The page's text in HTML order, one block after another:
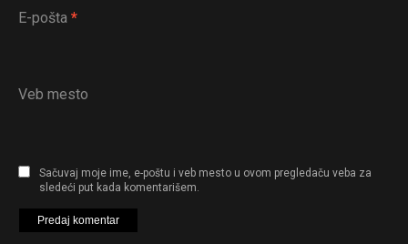
E-pošta *
Veb mesto
Sačuvaj moje ime, e-poštu i veb mesto u ovom pregledaču veba za
sledeći put kada komentarišem.